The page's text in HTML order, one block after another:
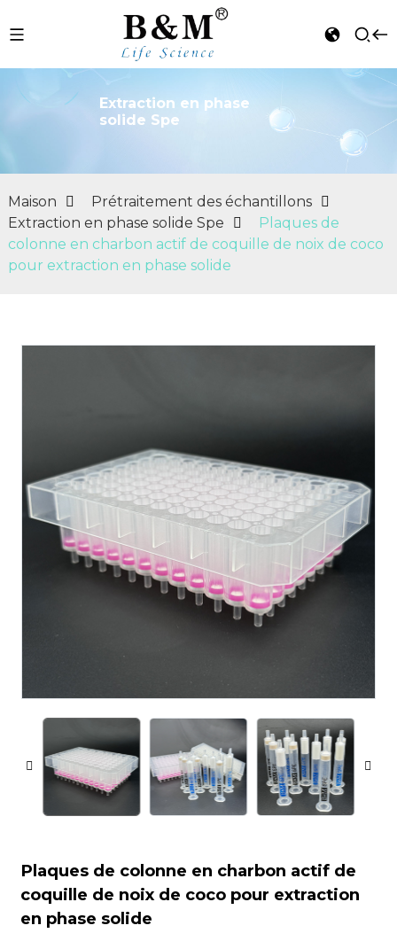
Extraction en phase
solide Spe
Maison
Prétraitement des échantillons
Extraction en phase solide Spe
Plaques de
colonne en charbon actif de coquille de noix de coco
pour extraction en phase solide
Plaques de colonne en charbon actif de
coquille de noix de coco pour extraction
en phase solide